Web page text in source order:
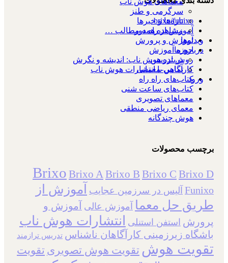
سرگرمی و طنز
تازه‌ها و خبرها
مشاهده همه مطالب …
ویدئوها
درباره ما
درباره هوش ناب: اندیشه و نگرش
تماس با انتشارات هوش ناب
ورود
brixo/funixo
آموزش از راه دور
آموزش و پرورش
حوزه آموزش
روش تدریس
کارآگاهی-معمایی
کتاب‌های راه راه
کتاب‌های ساعت شنی
معماهای تصویری
معمای ریاضی منطقی
هوش چندگانه
برچسب محصولات
Brixo Brixo A Brixo B Brixo C Brixo D
Funixo آلیس در سرزمین عجایب
آموزش از
طریق حل معما
آموزش عالی
آموزش و
پرورش استفن استنلی انتشارات هوش ناب
باشگاه زیرزمینی کارآگاهان ناشناس تدریس ترازمند
تقویت هوش تقویت هوش تصویری تقویت